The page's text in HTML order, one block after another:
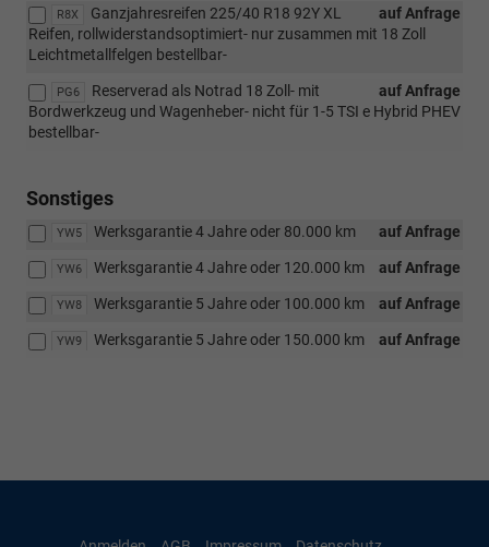
R8X auf Anfrage
Ganzjahresreifen 225/40 R18 92Y XL
Reifen, rollwiderstandsoptimiert- nur zusammen mit 18 Zoll
Leichtmetallfelgen bestellbar-
PG6 auf Anfrage
Reserverad als Notrad 18 Zoll- mit
Bordwerkzeug und Wagenheber- nicht für 1-5 TSI e Hybrid PHEV
bestellbar-
Sonstiges
YW5 auf Anfrage
Werksgarantie 4 Jahre oder 80.000 km
YW6 auf Anfrage
Werksgarantie 4 Jahre oder 120.000 km
YW8 auf Anfrage
Werksgarantie 5 Jahre oder 100.000 km
YW9 auf Anfrage
Werksgarantie 5 Jahre oder 150.000 km